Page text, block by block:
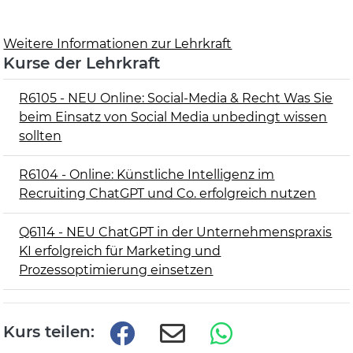
Weitere Informationen zur Lehrkraft
Kurse der Lehrkraft
R6105 - NEU Online: Social-Media & Recht Was Sie
beim Einsatz von Social Media unbedingt wissen
sollten
R6104 - Online: Künstliche Intelligenz im
Recruiting ChatGPT und Co. erfolgreich nutzen
Q6114 - NEU ChatGPT in der Unternehmenspraxis
KI erfolgreich für Marketing und
Prozessoptimierung einsetzen
Kurs teilen: